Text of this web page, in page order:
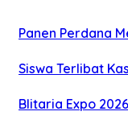
Panen Perdana
Siswa Terlibat
Blitaria Expo